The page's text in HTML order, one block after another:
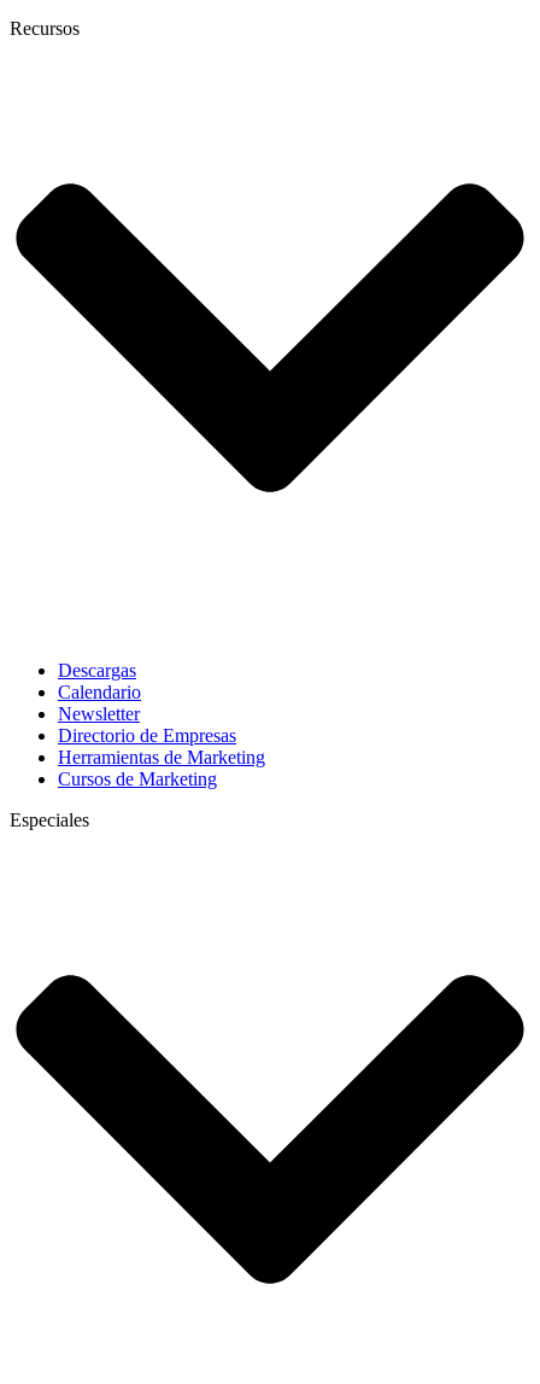
Recursos
Descargas
Calendario
Newsletter
Directorio de Empresas
Herramientas de Marketing
Cursos de Marketing
Especiales